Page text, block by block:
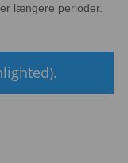
længere perioder.